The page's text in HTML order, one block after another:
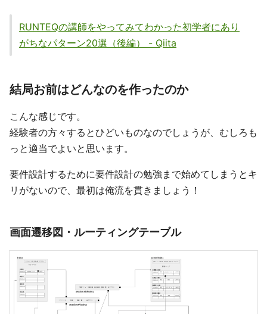
RUNTEQの講師をやってみてわかった初学者にあり
がちなパターン20選（後編） - Qiita
結局お前はどんなのを作ったのか
こんな感じです。
経験者の方々するとひどいものなのでしょうが、むしろも
っと適当でよいと思います。
要件設計するために要件設計の勉強まで始めてしまうとキ
リがないので、最初は俺流を貫きましょう！
画面遷移図・ルーティングテーブル